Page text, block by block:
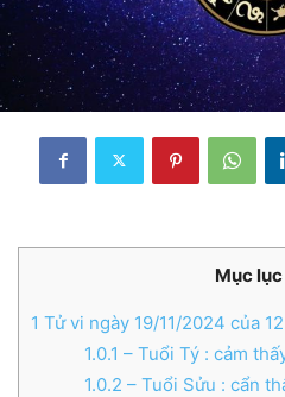
Mục lục
1 Tử vi ngày 19/11/2024 của
1.0.1 – Tuổi Tý : cảm
1.0.2 – Tuổi Sửu : cẩn